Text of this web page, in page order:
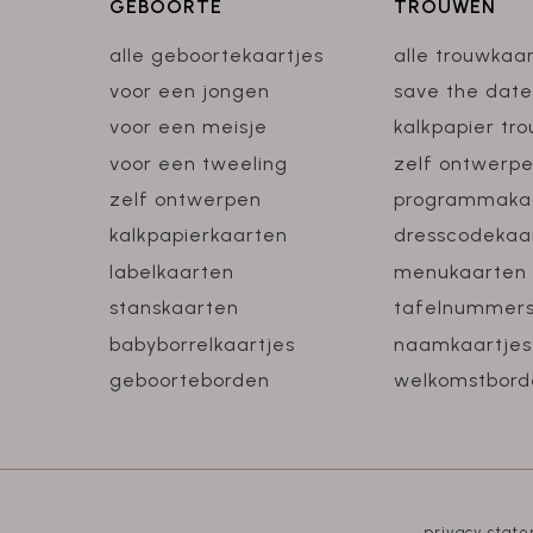
GEBOORTE
alle geboortekaartjes
voor een jongen
voor een meisje
voor een tweeling
zelf ontwerpen
kalkpapierkaarten
labelkaarten
stanskaarten
babyborrelkaartjes
geboorteborden
TROUWEN
alle
save the date
kalkpapier
zelf
menukaarten
naamkaartjes